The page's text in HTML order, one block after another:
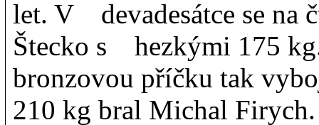
let. V devadesátce se na
Štecko s hezkými 175
bronzovou příčku tak
210 kg bral Michal